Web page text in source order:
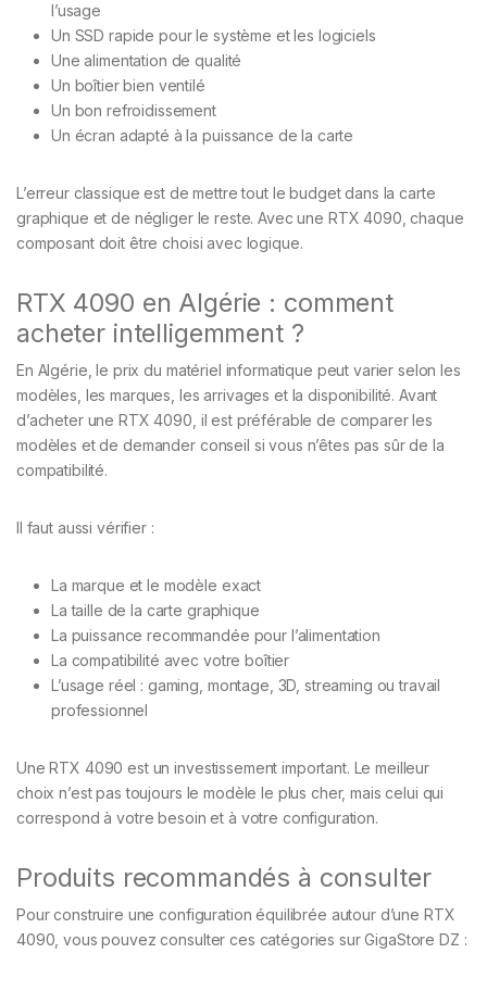
l’usage
Un SSD rapide pour le système et les logiciels
Une alimentation de qualité
Un boîtier bien ventilé
Un bon refroidissement
Un écran adapté à la puissance de la carte
L’erreur classique est de mettre tout le budget dans la carte
graphique et de négliger le reste. Avec une RTX 4090, chaque
composant doit être choisi avec logique.
RTX 4090 en Algérie : comment
acheter intelligemment ?
En Algérie, le prix du matériel informatique peut varier selon les
modèles, les marques, les arrivages et la disponibilité. Avant
d’acheter une RTX 4090, il est préférable de comparer les
modèles et de demander conseil si vous n’êtes pas sûr de la
compatibilité.
Il faut aussi vérifier :
La marque et le modèle exact
La taille de la carte graphique
La puissance recommandée pour l’alimentation
La compatibilité avec votre boîtier
L’usage réel : gaming, montage, 3D, streaming ou travail
professionnel
Une RTX 4090 est un investissement important. Le meilleur
choix n’est pas toujours le modèle le plus cher, mais celui qui
correspond à votre besoin et à votre configuration.
Produits recommandés à consulter
Pour construire une configuration équilibrée autour d’une RTX
4090, vous pouvez consulter ces catégories sur GigaStore DZ :